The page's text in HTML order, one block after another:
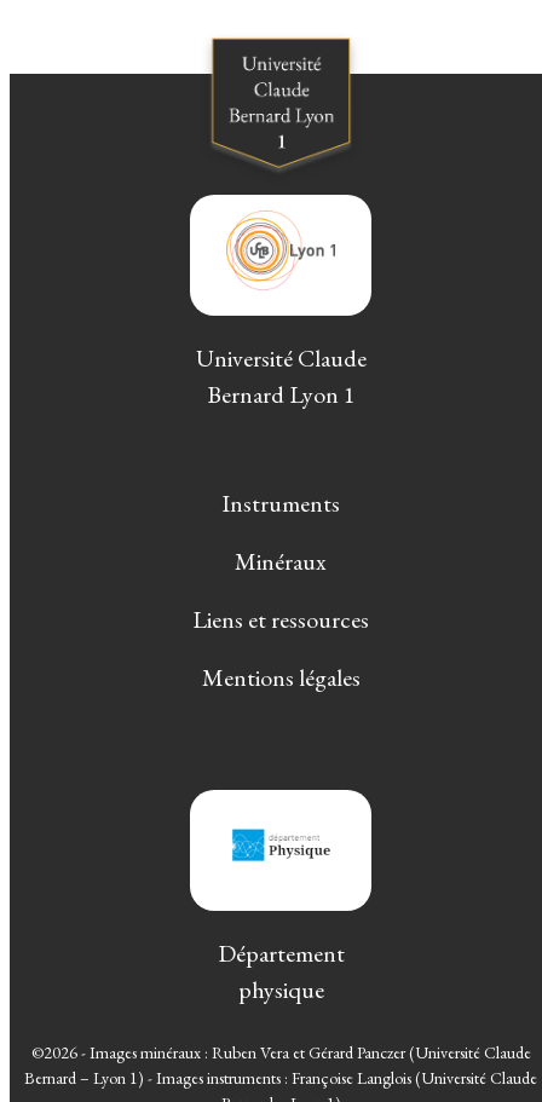
Université Claude
Bernard Lyon 1
Instruments
Minéraux
Liens et ressources
Mentions légales
Département
physique
©2026 - Images minéraux : Ruben Vera et Gérard Panczer (Université Claude
Bernard – Lyon 1) - Images instruments : Françoise Langlois (Université Claude